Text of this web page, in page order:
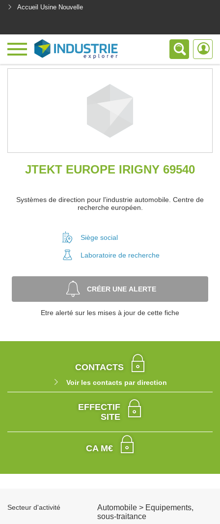
Accueil Usine Nouvelle
JTEKT EUROPE IRIGNY 69540
Systèmes de direction pour l'industrie automobile. Centre de
recherche européen.
Siège social
Laboratoire de recherche
CRÉER UNE ALERTE
Etre alerté sur les mises à jour de cette fiche
CONTACTS
Voir les contacts par direction
EFFECTIF
SITE
CA M€
Secteur d'activité
Automobile > Equipements,
sous-traitance